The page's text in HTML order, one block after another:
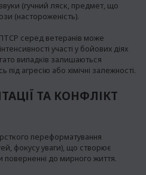
(гучний ляск, предмет, що
(настороженість).
серед ветеранів може
участі у бойових діях
випадків залишаються
агресію або хімічні залежності.
ТА КОНФЛІКТ
переформатування
фокусу уваги), що створює
поверненні до мирного життя.